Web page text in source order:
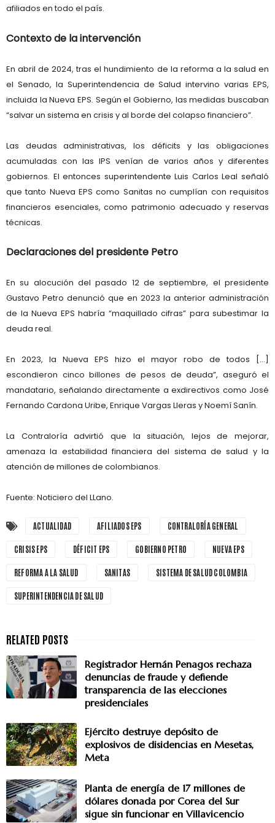
afiliados en todo el país.
Contexto de la intervención
En abril de 2024, tras el hundimiento de la reforma a la salud en
el Senado, la Superintendencia de Salud intervino varias EPS,
incluida la Nueva EPS. Según el Gobierno, las medidas buscaban
“salvar un sistema en crisis y al borde del colapso financiero”.
Las deudas administrativas, los déficits y las obligaciones
acumuladas con las IPS venían de varios años y diferentes
gobiernos. El entonces superintendenteLuis Carlos Leal señaló
que tanto Nueva EPS como Sanitas no cumplían con requisitos
financieros esenciales, como patrimonio adecuado y reservas
técnicas.
Declaraciones del presidente Petro
En su alocución del pasado 12 de septiembre, el presidente
Gustavo Petro denunció que en 2023 la anterior administración
de la Nueva EPS habría “maquillado cifras” para subestimar la
deuda real.
En 2023, la Nueva EPS hizo el mayor robo de todos [...]
escondieron cinco billones de pesos de deuda”, aseguró el
mandatario, señalando directamente a exdirectivos como José
Fernando Cardona Uribe, Enrique Vargas Lleras y Noemí Sanín.
La Contraloría advirtió que la situación, lejos de mejorar,
amenaza la estabilidad financiera del sistema de salud y la
atención de millones de colombianos.
Fuente: Noticiero del LLano.
ACTUALIDAD AFILIADOS EPS CONTRALORÍA GENERAL
CRISIS EPS DÉFICIT EPS GOBIERNO PETRO NUEVA EPS
REFORMA A LA SALUD SANITAS SISTEMA DE SALUD COLOMBIA
SUPERINTENDENCIA DE SALUD
Registrador Hernán Penagos rechaza
denuncias de fraude y defiende
transparencia de las elecciones
presidenciales
Ejército destruye depósito de
explosivos de disidencias en Mesetas,
Meta
Planta de energía de 17 millones de
dólares donada por Corea del Sur
sigue sin funcionar en Villavicencio